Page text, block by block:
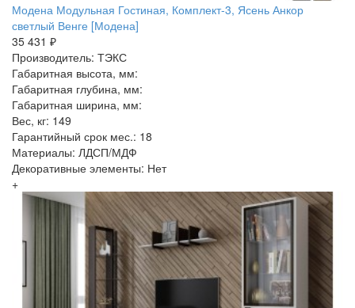
Модена Модульная Гостиная, Комплект-3, Ясень Анкор
светлый Венге [Модена]
35 431 ₽
Производитель: ТЭКС
Габаритная высота, мм:
Габаритная глубина, мм:
Габаритная ширина, мм:
Вес, кг: 149
Гарантийный срок мес.: 18
Материалы: ЛДСП/МДФ
Декоративные элементы: Нет
+